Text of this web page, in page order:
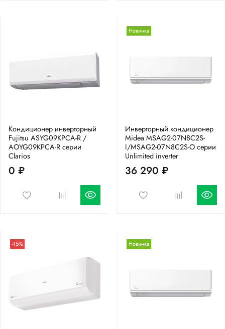
Кондиционер инверторный
Fujitsu ASYG09KPCA-R /
AOYG09KPCA-R серии
Clarios
0 ₽
Новинка
Инверторный кондиционер
Midea MSAG2-07N8C2S-
I/MSAG2-07N8C2S-O серии
Unlimited inverter
36 290 ₽
-15% Новинка